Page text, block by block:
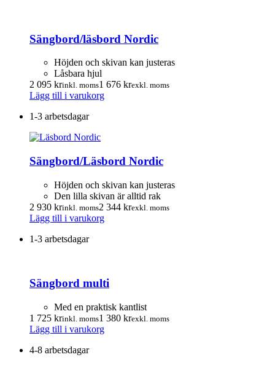
Sängbord/läsbord Nordic
Höjden och skivan kan justeras
Låsbara hjul
2 095 krinkl. moms1 676 krexkl. moms
Lägg till i varukorg
1-3 arbetsdagar
Sängbord/Läsbord Nordic
Höjden och skivan kan justeras
Den lilla skivan är alltid rak
2 930 krinkl. moms2 344 krexkl. moms
Lägg till i varukorg
1-3 arbetsdagar
Sängbord multi
Med en praktisk kantlist
1 725 krinkl. moms1 380 krexkl. moms
Lägg till i varukorg
4-8 arbetsdagar